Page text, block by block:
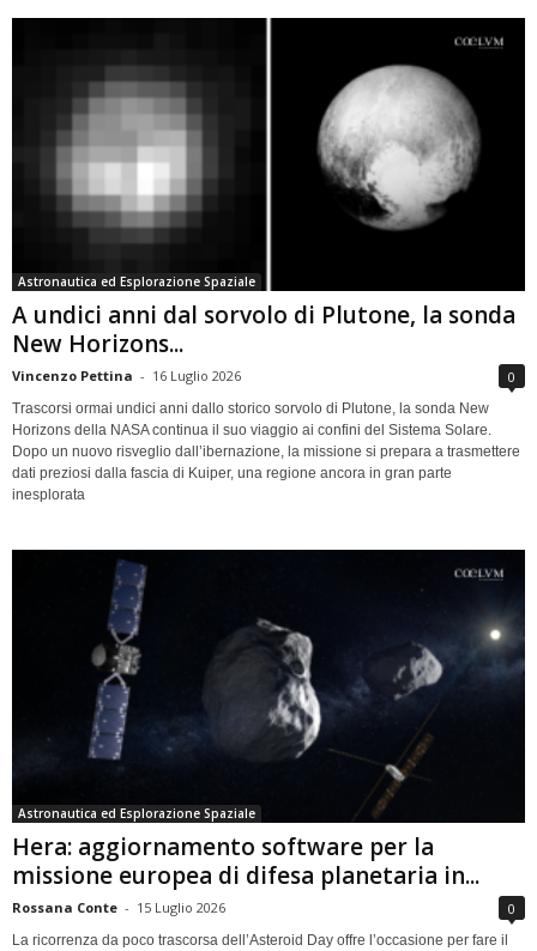
Astronautica ed Esplorazione Spaziale
A undici anni dal sorvolo di Plutone, la sonda
New Horizons...
Vincenzo Pettina - 16 Luglio 2026 0
Trascorsi ormai undici anni dallo storico sorvolo di Plutone, la sonda New
Horizons della NASA continua il suo viaggio ai confini del Sistema Solare.
Dopo un nuovo risveglio dall’ibernazione, la missione si prepara a trasmettere
dati preziosi dalla fascia di Kuiper, una regione ancora in gran parte
inesplorata
Astronautica ed Esplorazione Spaziale
Hera: aggiornamento software per la
missione europea di difesa planetaria in...
Rossana Conte - 15 Luglio 2026 0
La ricorrenza da poco trascorsa dell’Asteroid Day offre l’occasione per fare il